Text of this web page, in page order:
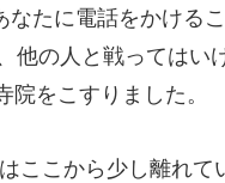
なたに電話をかける
ここから少し離れて